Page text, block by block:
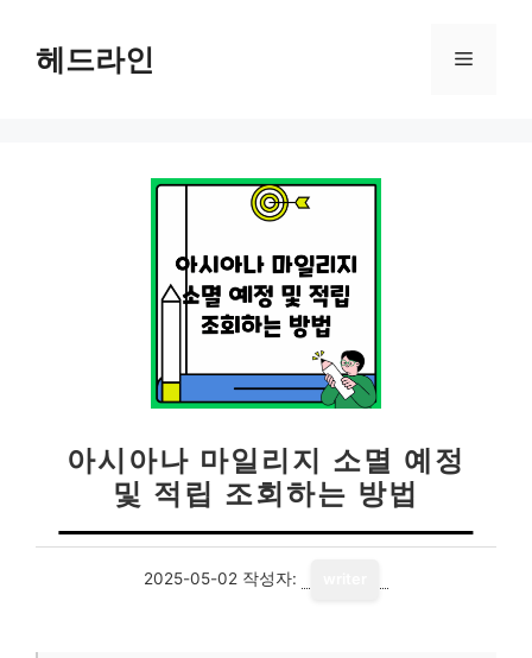
헤드라인 메
아시아나 마일리지 소멸 예정
및 적립 조회하는 방법
2025-05-02 작성자: